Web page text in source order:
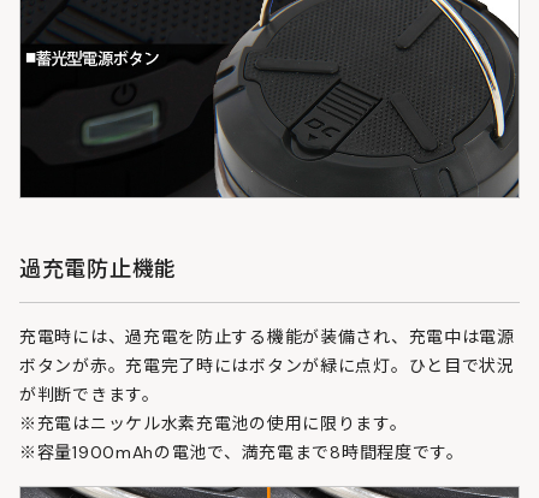
過充電防止機能
充電時には、過充電を防止する機能が装備され、充電中は電源
ボタンが赤。充電完了時にはボタンが緑に点灯。ひと目で状況
が判断できます。
※充電はニッケル水素充電池の使用に限ります。
※容量1900mAhの電池で、満充電まで8時間程度です。